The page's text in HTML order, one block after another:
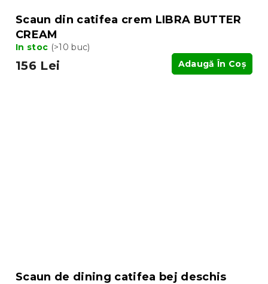
Scaun din catifea crem LIBRA BUTTER
CREAM
In stoc (>10 buc)
156 Lei Adaugă În Coş
Scaun de dining catifea bej deschis